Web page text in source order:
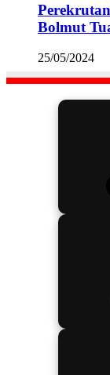
Bolmut
25/05/2024